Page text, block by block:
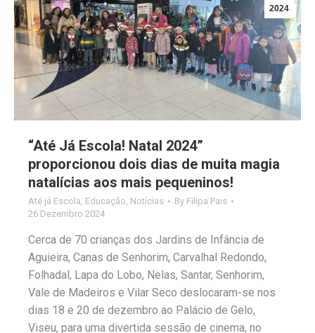
2024
“Até Já Escola! Natal 2024”
proporcionou dois dias de muita magia
natalícias aos mais pequeninos!
Até já Escola, Educação, Notícias By Filipa Pais
26 Dezembro 2024
Cerca de 70 crianças dos Jardins de Infância de
Aguieira, Canas de Senhorim, Carvalhal Redondo,
Folhadal, Lapa do Lobo, Nelas, Santar, Senhorim,
Vale de Madeiros e Vilar Seco deslocaram-se nos
dias 18 e 20 de dezembro ao Palácio de Gelo,
Viseu, para uma divertida sessão de cinema, no